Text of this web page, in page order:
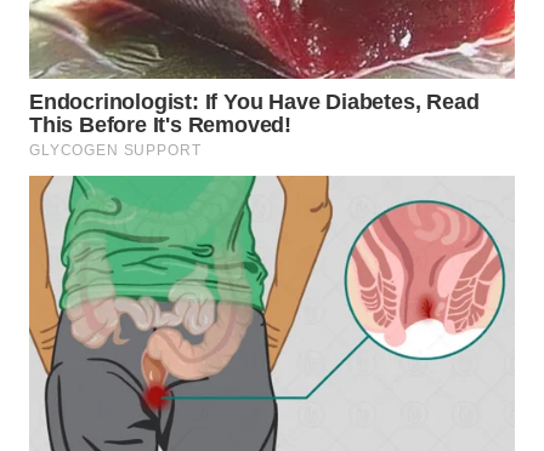
WN
LANGKAT
WN
TAPANULI
WN
TANJUNG
LESUNG
WN
KARO
WN